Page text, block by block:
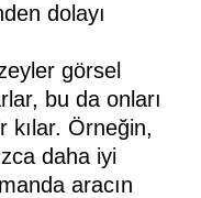
dolayı
görsel
bu da onları
kılar. Örneğin,
daha iyi
aracın